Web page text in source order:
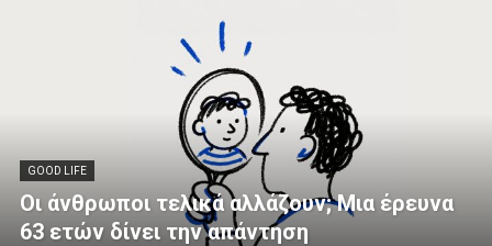
GOOD LIFE
Οι άνθρωποι τελικά αλλάζουν; Μια έρευνα
63 ετών δίνει την απάντηση